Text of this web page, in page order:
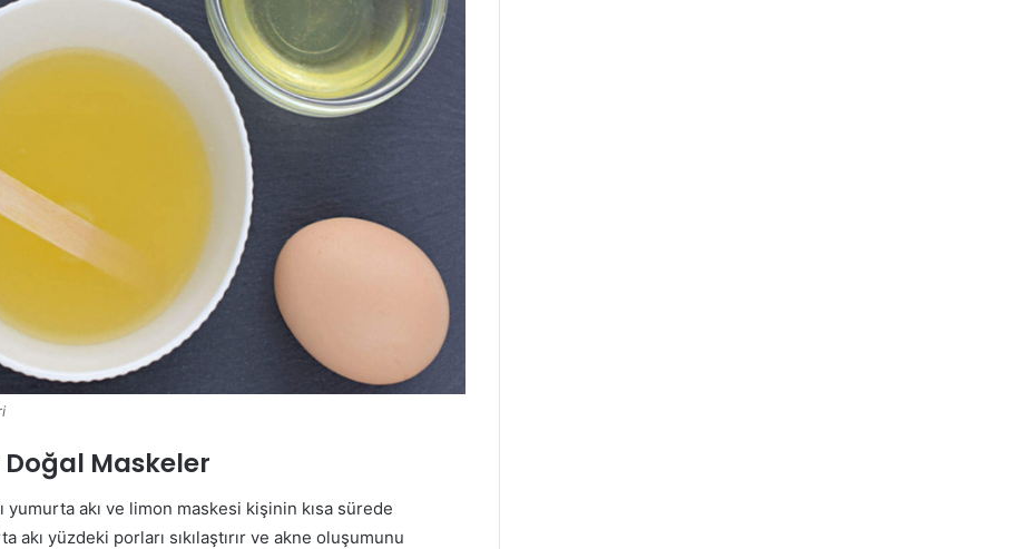
Maskeler
akı ve limon maskesi kişinin kısa sürede
akı yüzdeki porları sıkılaştırır ve akne oluşumunu